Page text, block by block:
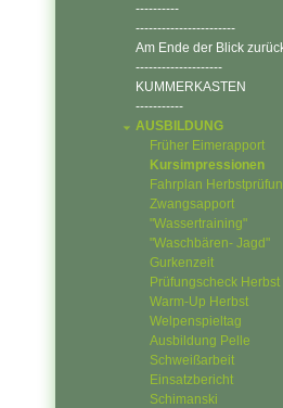
----------
-----------------------
Am Ende der Blick
--------------------
KUMMERKASTEN
-----------
AUSBILDUNG
Früher Eimerapport
Kursimpressionen
Fahrplan
Zwangsapport
"Wassertraining"
"Waschbären- Jagd"
Gurkenzeit
Prüfungscheck Herbst
Warm-Up Herbst
Welpenspieltag
Ausbildung Pelle
Schweißarbeit
Einsatzbericht
Schimanski